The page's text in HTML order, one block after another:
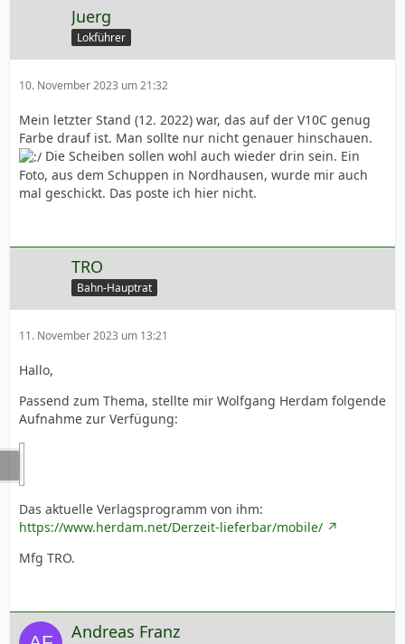
Juerg
Lokführer
10. November 2023 um 21:32
Mein letzter Stand (12. 2022) war, das auf der V10C genug
Farbe drauf ist. Man sollte nur nicht genauer hinschauen.
Die Scheiben sollen wohl auch wieder drin sein. Ein
Foto, aus dem Schuppen in Nordhausen, wurde mir auch
mal geschickt. Das poste ich hier nicht.
TRO
Bahn-Hauptrat
11. November 2023 um 13:21
Hallo,
Passend zum Thema, stellte mir Wolfgang Herdam folgende
Aufnahme zur Verfügung:
Das aktuelle Verlagsprogramm von ihm:
https://www.herdam.net/Derzeit-lieferbar/mobile/
Mfg TRO.
Andreas Franz